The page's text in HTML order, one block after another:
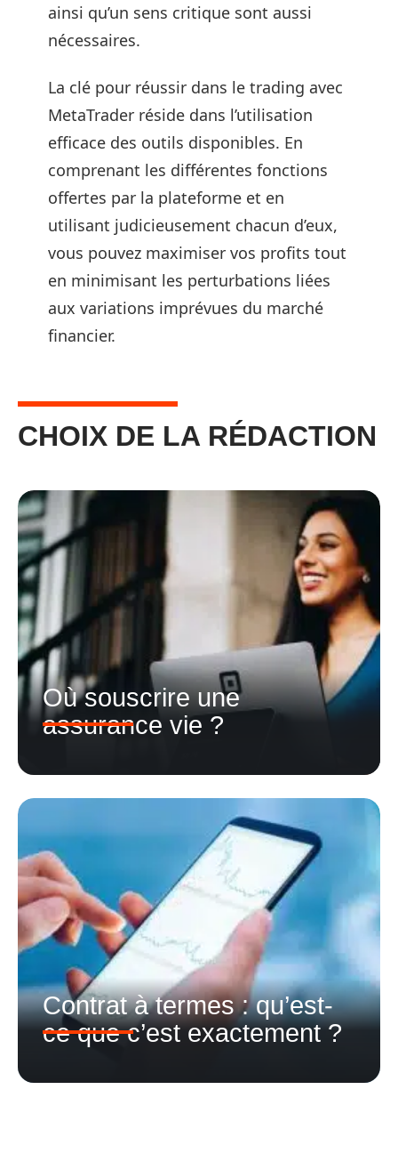
ainsi qu’un sens critique sont aussi
nécessaires.
La clé pour réussir dans le trading avec
MetaTrader réside dans l’utilisation
efficace des outils disponibles. En
comprenant les différentes fonctions
offertes par la plateforme et en
utilisant judicieusement chacun d’eux,
vous pouvez maximiser vos profits tout
en minimisant les perturbations liées
aux variations imprévues du marché
financier.
CHOIX DE LA RÉDACTION
Où souscrire une
assurance vie ?
Contrat à termes : qu’est-
ce que c’est exactement ?